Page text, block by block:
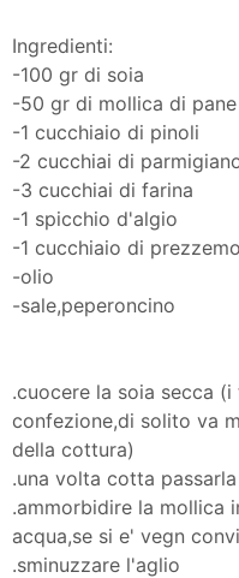
Ingredienti:
-100 gr di soia
-50 gr di mollica di pane
-1 cucchiaio di pinoli
-2 cucchiai di
-3 cucchiai di farina
-1 spicchio d'algio
-1 cucchiaio di
-olio
-sale,peperoncino
.cuocere la soia secca
confezione,di solito va
della cottura)
.una volta cotta
.ammorbidire la mollica
acqua,se si e' vegn
.sminuzzare l'aglio